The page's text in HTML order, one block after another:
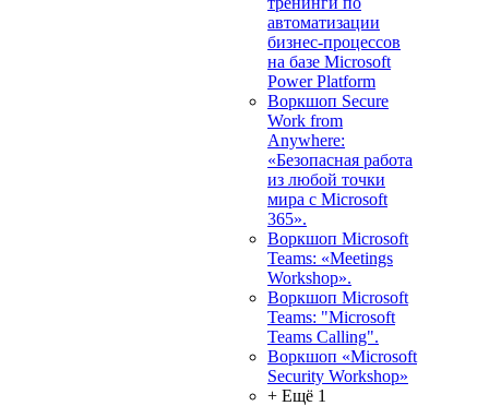
автоматизации
бизнес-процессов
на базе Microsoft
Power Platform
Воркшоп Secure
Work from
Anywhere:
«Безопасная работа
из любой точки
мира с Microsoft
365».
Воркшоп Microsoft
Teams: «Meetings
Workshop».
Воркшоп Microsoft
Teams: "Microsoft
Teams Calling".
Воркшоп «Microsoft
Security Workshop»
+ Ещё 1